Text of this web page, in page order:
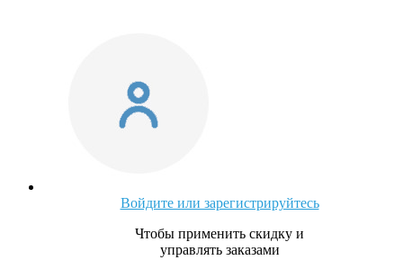
Войдите или зарегистрируйтесь
Чтобы применить скидку и
управлять заказами